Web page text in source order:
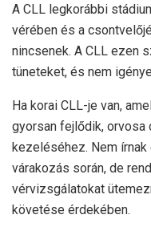
A CLL legkorábbi
vérében és a
nincsenek. A CLL ezen
tüneteket, és nem
Ha korai CLL-je van,
gyorsan fejlődik, orvosa
kezeléséhez. Nem
várakozás során, de
vérvizsgálatokat
követése érdekében.